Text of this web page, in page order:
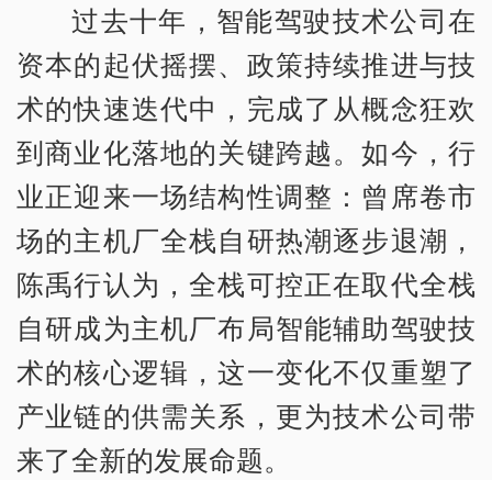
过去十年，智能驾驶技术公司在
资本的起伏摇摆、政策持续推进与技
术的快速迭代中，完成了从概念狂欢
到商业化落地的关键跨越。如今，行
业正迎来一场结构性调整：曾席卷市
场的主机厂全栈自研热潮逐步退潮，
陈禹行认为，全栈可控正在取代全栈
自研成为主机厂布局智能辅助驾驶技
术的核心逻辑，这一变化不仅重塑了
产业链的供需关系，更为技术公司带
来了全新的发展命题。